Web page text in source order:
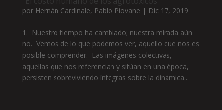
por Hernán Cardinale, Pablo Piovane | Dic 17, 2019
1. Nuestro tiempo ha cambiado; nuestra mirada aún
no. Vemos de lo que podemos ver, aquello que nos es
posible comprender. Las imágenes colectivas,
aquellas que nos referencian y sitúan en una época,
persisten sobreviviendo íntegras sobre la dinámica...